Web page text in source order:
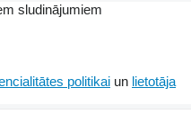
sludinājumiem
politikai un lietotāja